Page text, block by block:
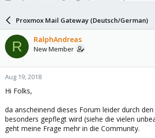
a
d
s
t
a
r
e
r
t
d
a
e
s
Proxmox Mail Gateway (Deutsch/German)
R RalphAndreas
New Member
Aug 19, 2018
Hi Folks,
da anscheinend dieses Forum leider durch
besonders gepflegt wird (siehe die vielen
geht meine Frage mehr in die Community.